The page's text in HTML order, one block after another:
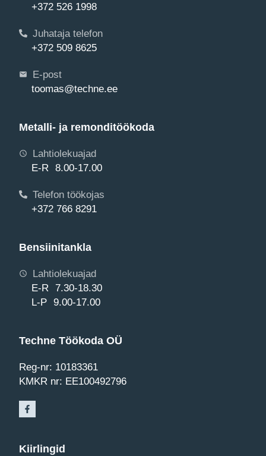
+372 526 1998
Juhataja telefon
+372 509 8625
E-post
toomas@techne.ee
Metalli- ja remonditöökoda
Lahtiolekuajad
E-R 8.00-17.00
Telefon töökojas
+372 766 8291
Bensiinitankla
Lahtiolekuajad
E-R 7.30-18.30
L-P 9.00-17.00
Techne Töökoda OÜ
Reg-nr: 10183361
KMKR nr: EE100492796
Kiirlingid